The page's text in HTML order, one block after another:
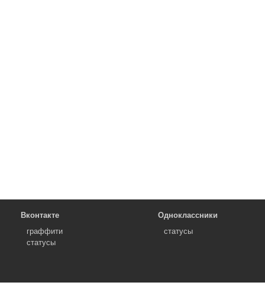
Вконтакте
граффити
статусы
Одноклассники
статусы